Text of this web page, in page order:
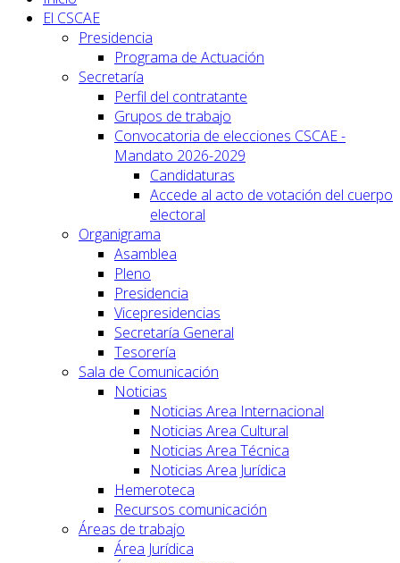
El CSCAE
Presidencia
Programa de Actuación
Secretaría
Perfil del contratante
Grupos de trabajo
Convocatoria de elecciones CSCAE -
Mandato 2026-2029
Candidaturas
Accede al acto de votación del cuerpo
electoral
Organigrama
Asamblea
Pleno
Presidencia
Vicepresidencias
Secretaría General
Tesorería
Sala de Comunicación
Noticias
Noticias Area Internacional
Noticias Area Cultural
Noticias Area Técnica
Noticias Area Jurídica
Hemeroteca
Recursos comunicación
Áreas de trabajo
Área Jurídica